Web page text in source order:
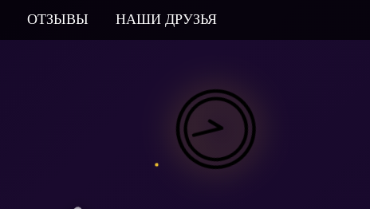
ОТЗЫВЫ НАШИ ДРУЗЬЯ